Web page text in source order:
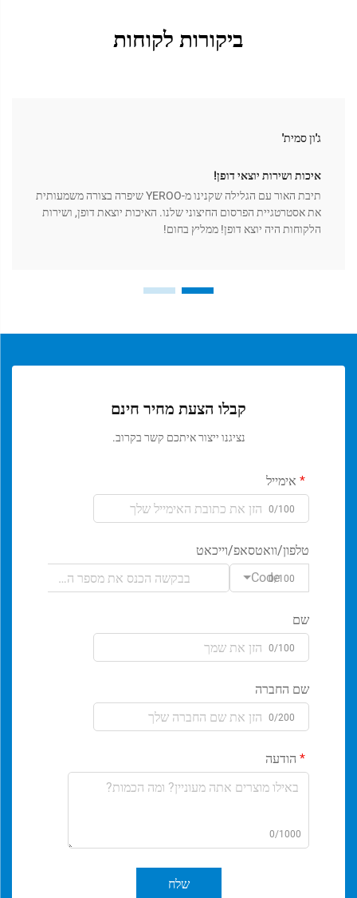
ביקורות לקוחות
ג'ון סמית'
איכות ושירות יוצאי דופן!
תיבת האור עם הגלילה שקנינו מ-YEROO שיפרה בצורה משמעותית
את אסטרטגיית הפרסום החיצוני שלנו. האיכות יוצאת דופן, ושירות
הלקוחות היה יוצא דופן! ממליץ בחום!
קבלו הצעת מחיר חינם
נציגנו ייצור איתכם קשר בקרוב.
אימייל
0/100
טלפון/וואטסאפ/וייכאט
Code0/100
שם
0/100
שם החברה
0/200
הודעה
0/1000
שלח